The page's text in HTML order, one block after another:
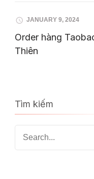
JANUARY 9, 2024
Order hàng
Thiên
Tìm kiếm
Search
for: